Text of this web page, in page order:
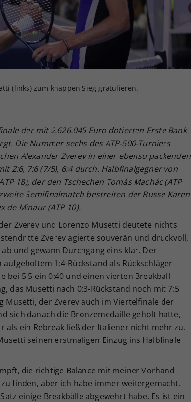
(links) zum knappen Sieg gratulieren.
der mit 2.626.045 Euro dotierten Erste Bank
Die Nummer sechs des ATP-500-Turniers
Alexander Zverev in einer ebenso packenden
2:6, 7:6 (7/5), 6:4 durch. Halbfinalgegner von
18), der den Tschechen Tomás Machác (ATP
Semifinalmatch bestreiten der Russe Karen
de Minaur (ATP 10).
Zverev und Lorenzo Musetti deutete nichts
Zverev agierte souverän und druckvoll,
und gewann Durchgang eins klar. Der
1:4-Rückstand als Rückschläger
bei 5:5 ein 0:40 und einen vierten Breakball
das Musetti nach 0:3-Rückstand noch mit 7:5
Musetti, der Zverev auch im Viertelfinale der
sich danach die Bronzemedaille geholt hatte,
als ein Rebreak ließ der Italiener nicht mehr zu.
seinen erstmaligen Einzug ins Halbfinale
die richtige Balance mit meiner Vorhand
finden, aber ich habe immer weitergemacht.
einige Breakbälle abgewehrt habe. Es ist ein
Ihrer vorgenommen Einstellungen, falls der
Webseiten-Betreiber dies eingestellt hat.